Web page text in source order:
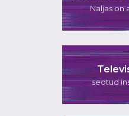
Naljas on
seotud